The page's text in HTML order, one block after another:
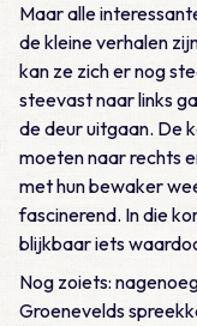
Maar alle
de kleine verhalen
kan ze zich er nog
steevast naar links
de deur uitgaan. De
moeten naar rechts
met hun bewaker
fascinerend. In die
blijkbaar iets
Nog zoiets:
Groenevelds